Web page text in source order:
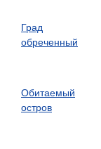
Град
обреченный
Обитаемый
остров